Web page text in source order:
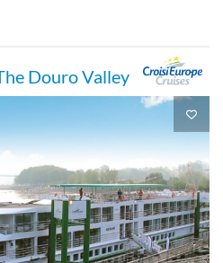
Douro Valley